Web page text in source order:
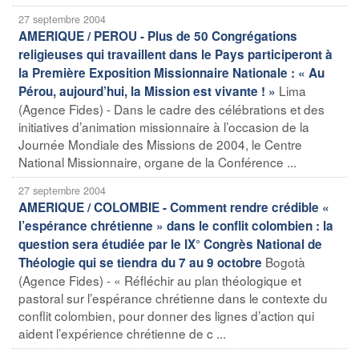
27 septembre 2004
AMERIQUE / PEROU - Plus de 50 Congrégations
religieuses qui travaillent dans le Pays participeront à
la Première Exposition Missionnaire Nationale : « Au
Pérou, aujourd’hui, la Mission est vivante ! » Lima
(Agence Fides) - Dans le cadre des célébrations et des
initiatives d’animation missionnaire à l’occasion de la
Journée Mondiale des Missions de 2004, le Centre
National Missionnaire, organe de la Conférence ...
27 septembre 2004
AMERIQUE / COLOMBIE - Comment rendre crédible «
l’espérance chrétienne » dans le conflit colombien : la
question sera étudiée par le IX° Congrès National de
Théologie qui se tiendra du 7 au 9 octobre Bogotà
(Agence Fides) - « Réfléchir au plan théologique et
pastoral sur l’espérance chrétienne dans le contexte du
conflit colombien, pour donner des lignes d’action qui
aident l’expérience chrétienne de c ...